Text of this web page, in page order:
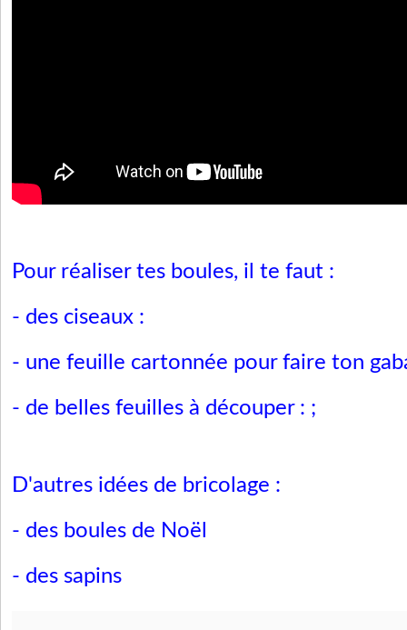
Pour réaliser tes boules, il te faut :
- des ciseaux :
- une feuille cartonnée pour faire ton
- de belles feuilles à découper : ;
D'autres idées de bricolage :
- des boules de Noël
- des sapins